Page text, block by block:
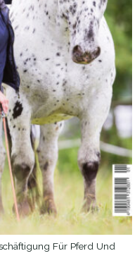
Für Pferd Und